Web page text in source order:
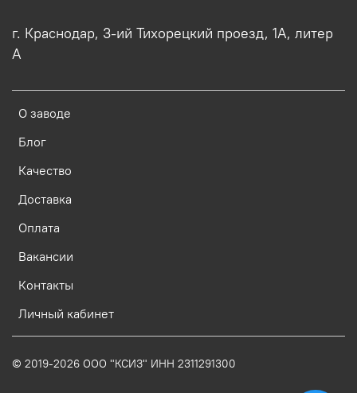
О заводе
Блог
Качество
Доставка
Оплата
Вакансии
Контакты
Личный кабинет
г. Краснодар, 3-ий Тихорецкий проезд, 1А, литер
А
© 2019-2026 ООО "КСИЗ" ИНН 2311291300